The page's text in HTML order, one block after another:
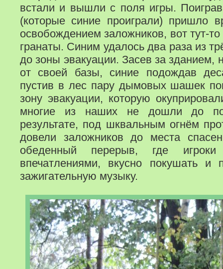
встали и вышли с поля игры.
(которые синие проиграли) пришло
освобождением заложников, вот тут-
гранаты. Синим удалось два раза из
до зоны эвакуации. Засев за зданием,
от своей базы, синие подождав
пустив в лес пару дымовых шашек
зону эвакуации, которую
многие из наших не дошли до
результате, под шквальным огнём
довели заложников до места
обеденный перерыв, где игроки
впечатлениями, вкусно покушать и
зажигательную музыку.